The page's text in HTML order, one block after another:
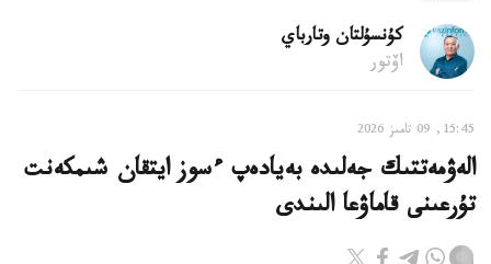
كۇنسۇلتان وتارباي
اۆتور
15:45, 09 تامىز 2026
الەۋمەتتىك جەلىدە بەيادەپ ءسوز ايتقان شىمكەنت
تۇرعىنى قاماۋعا الىندى